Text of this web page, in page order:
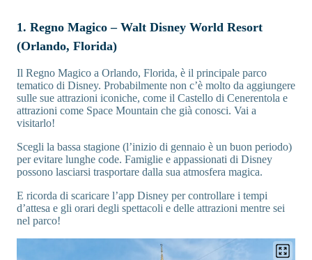
1. Regno Magico – Walt Disney World Resort
(Orlando, Florida)
Il Regno Magico a Orlando, Florida, è il principale parco
tematico di Disney. Probabilmente non c’è molto da aggiungere
sulle sue attrazioni iconiche, come il Castello di Cenerentola e
attrazioni come Space Mountain che già conosci. Vai a
visitarlo!
Scegli la bassa stagione (l’inizio di gennaio è un buon periodo)
per evitare lunghe code. Famiglie e appassionati di Disney
possono lasciarsi trasportare dalla sua atmosfera magica.
E ricorda di scaricare l’app Disney per controllare i tempi
d’attesa e gli orari degli spettacoli e delle attrazioni mentre sei
nel parco!